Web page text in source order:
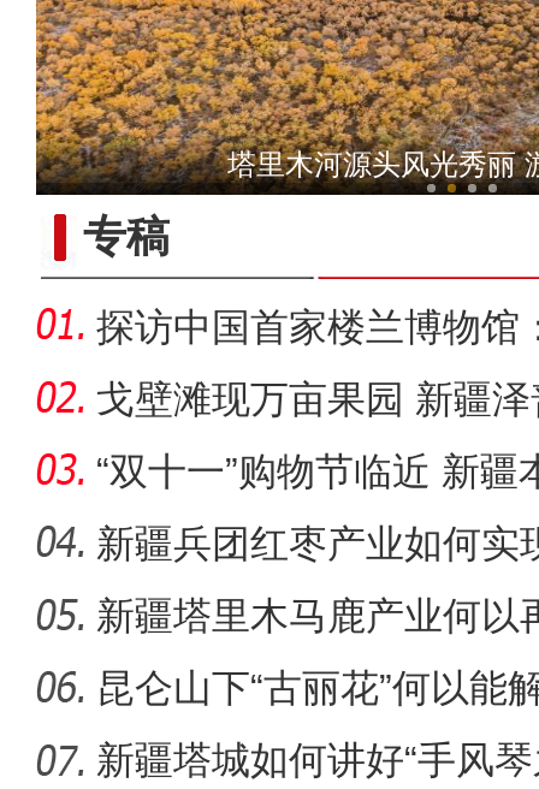
俯瞰新疆托克逊县库米什沙
乌什秋之美沙棘林国家
塔里木河源头风光秀丽
专稿
探访中国首家楼兰博物馆
何？
戈壁滩现万亩果园 新疆泽
乡村
“双十一”购物节临近 新疆
圈”？
新疆兵团红枣产业如何实
新疆塔里木马鹿产业何以
昆仑山下“古丽花”何以能
新疆塔城如何讲好“手风